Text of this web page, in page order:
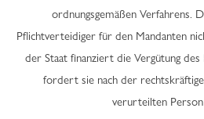
ordnungsgemäßen Verfahrens.
Pflichtverteidiger für den Mandanten
der Staat finanziert die Vergütung
fordert sie nach der
verurteilten